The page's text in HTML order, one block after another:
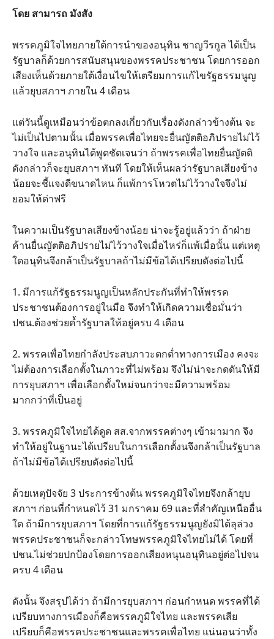
โดย สามารถ มังสัง
พรรคภูมิใจไทยภายใต้การนำของอนุทิน ชาญวีรกูล ได้เป็น
รัฐบาลก็ด้วยการสนับสนุนของพรรคประชาชน โดยการออก
เสียงเห็นด้วยภายใต้เงื่อนไขให้เตรียมการแก้ไขรัฐธรรมนูญ
แล้วยุบสภาฯ ภายใน 4 เดือน
แต่วันนี้ดูเหมือนว่าข้อตกลงเกี่ยวกับเรื่องดังกล่าวข้างต้น จะ
ไม่เป็นไปตามนั้น เมื่อพรรคเพื่อไทยจะยื่นญัตติอภิปรายไม่ไว้
วางใจ และอนุทินได้พูดชัดเจนว่า ถ้าพรรคเพื่อไทยยื่นญัตติ
ดังกล่าวก็จะยุบสภาฯ ทันที โดยให้เห็นผลว่ารัฐบาลเสียงข้าง
น้อยจะชี้แจงดีขนาดไหน ก็แพ้การโหวตไม่ไว้วางใจจึงไม่
ยอมให้ด่าฟรี
ในความเป็นรัฐบาลเสียงข้างน้อย น่าจะรู้อยู่แล้วว่า ถ้าฝ่าย
ค้านยื่นญัตติอภิปรายไม่ไว้วางใจเมื่อไหร่ก็แพ้เมื่อนั้น แต่เหตุ
ใดอนุทินจึงกล้าเป็นรัฐบาลถ้าไม่มีข้อได้เปรียบดังต่อไปนี้
1. มีการแก้รัฐธรรมนูญเป็นหลักประกันที่ทำให้พรรค
ประชาชนต้องการอยู่ในมือ จึงทำให้เกิดความเชื่อมั่นว่า
ปชน.ต้องช่วยค้ำรัฐบาลให้อยู่ครบ 4 เดือน
2. พรรคเพื่อไทยกำลังประสบภาวะตกต่ำทางการเมือง คงจะ
ไม่ต้องการเลือกตั้งในภาวะที่ไม่พร้อม จึงไม่น่าจะกดดันให้มี
การยุบสภาฯ เพื่อเลือกตั้งใหม่จนกว่าจะมีความพร้อม
มากกว่าที่เป็นอยู่
3. พรรคภูมิใจไทยได้ดูด สส.จากพรรคต่างๆ เข้ามามาก จึง
ทำให้อยู่ในฐานะได้เปรียบในการเลือกตั้งนจึงกล้าเป็นรัฐบาล
ถ้าไม่มีข้อได้เปรียบดังต่อไปนี้
ด้วยเหตุปัจจัย 3 ประการข้างต้น พรรคภูมิใจไทยจึงกล้ายุบ
สภาฯ ก่อนที่กำหนดไว้ 31 มกราคม 69 และที่สำคัญเหนืออื่น
ใด ถ้ามีการยุบสภาฯ โดยที่การแก้รัฐธรรมนูญยังมิได้ลุล่วง
พรรคประชาชนก็จะกล่าวโทษพรรคภูมิใจไทยไม่ได้ โดยที่
ปชน.ไม่ช่วยปกป้องโดยการออกเสียงหนุนอนุทินอยู่ต่อไปจน
ครบ 4 เดือน
ดังนั้น จึงสรุปได้ว่า ถ้ามีการยุบสภาฯ ก่อนกำหนด พรรคที่ได้
เปรียบทางการเมืองก็คือพรรคภูมิใจไทย และพรรคเสีย
เปรียบก็คือพรรคประชาชนและพรรคเพื่อไทย แน่นอนว่าทั้ง